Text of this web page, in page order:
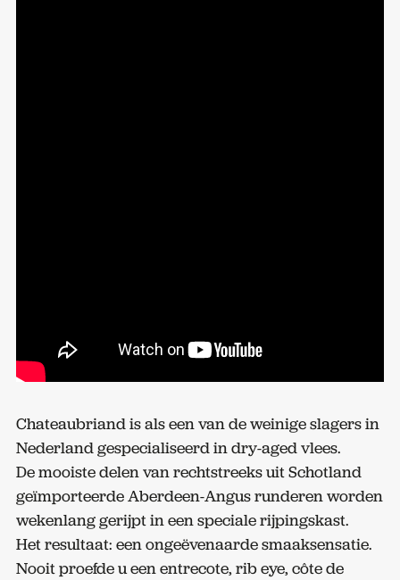
Chateaubriand is als een van de weinige slagers in
Nederland gespecialiseerd in dry-aged vlees.
De mooiste delen van rechtstreeks uit Schotland
geïmporteerde Aberdeen-Angus runderen worden
wekenlang gerijpt in een speciale rijpingskast.
Het resultaat: een ongeëvenaarde smaaksensatie.
Nooit proefde u een entrecote, rib eye, côte de